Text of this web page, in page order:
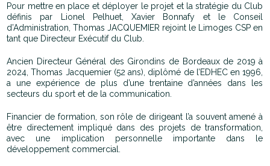
Pour mettre en place et déployer le projet et la stratégie du Club
définis par Lionel Pelhuet, Xavier Bonnafy et le Conseil
d’Administration, Thomas JACQUEMIER rejoint le Limoges CSP en
tant que Directeur Exécutif du Club.
Ancien Directeur Général des Girondins de Bordeaux de 2019 à
2024, Thomas Jacquemier (52 ans), diplômé de l’EDHEC en 1996,
a une expérience de plus d’une trentaine d’années dans les
secteurs du sport et de la communication.
Financier de formation, son rôle de dirigeant l’a souvent amené à
être directement impliqué dans des projets de transformation,
avec une implication personnelle importante dans le
développement commercial.